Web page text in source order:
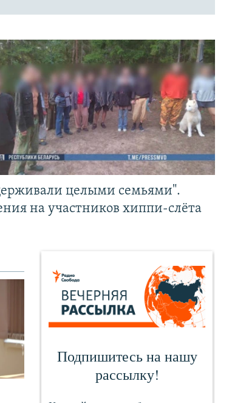
целыми семьями".
на участников хиппи-слёта